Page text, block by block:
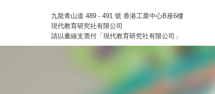
九龍青山道 489 - 491 號 香港工業中心B座6樓
現代教育研究社有限公司
請以畫線支票付「現代教育研究社有限公司」